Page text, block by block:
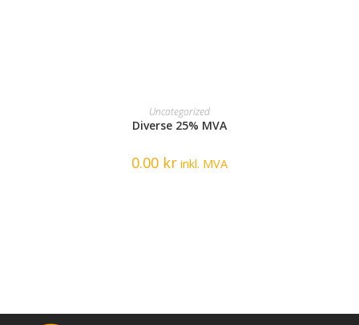
READ MORE
Uncategorized
Diverse 25% MVA
0.00 kr inkl. MVA